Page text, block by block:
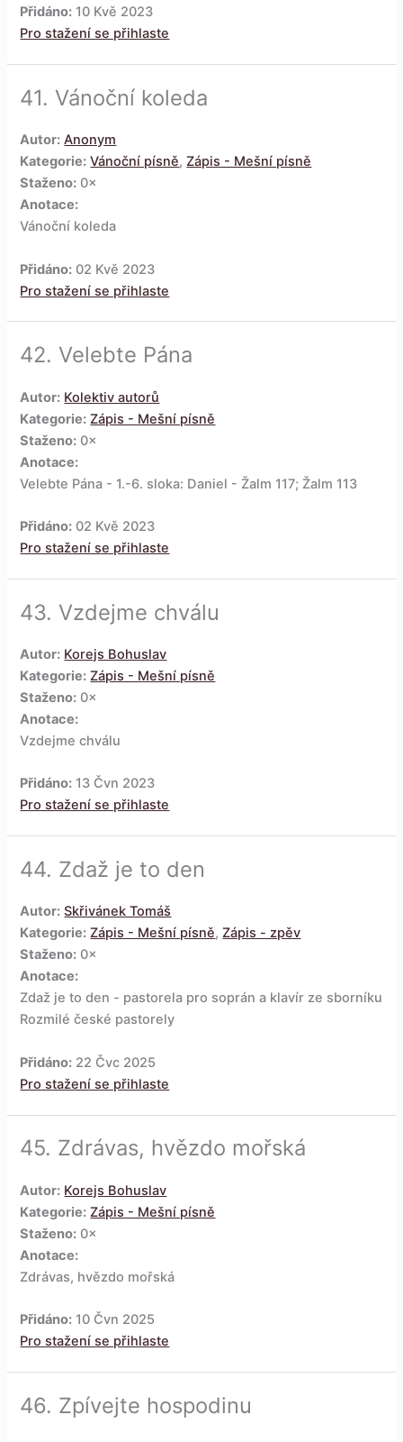
Přidáno: 10 Kvě 2023
Pro stažení se přihlaste
41. Vánoční koleda
Autor: Anonym
Kategorie: Vánoční písně,Zápis - Mešní písně
Staženo: 0×
Anotace:
Vánoční koleda
Přidáno: 02 Kvě 2023
Pro stažení se přihlaste
42. Velebte Pána
Autor: Kolektiv autorů
Kategorie: Zápis - Mešní písně
Staženo: 0×
Anotace:
Velebte Pána - 1.-6. sloka: Daniel - Žalm 117; Žalm 113
Přidáno: 02 Kvě 2023
Pro stažení se přihlaste
43. Vzdejme chválu
Autor: Korejs Bohuslav
Kategorie: Zápis - Mešní písně
Staženo: 0×
Anotace:
Vzdejme chválu
Přidáno: 13 Čvn 2023
Pro stažení se přihlaste
44. Zdaž je to den
Autor: Skřivánek Tomáš
Kategorie: Zápis - Mešní písně,Zápis - zpěv
Staženo: 0×
Anotace:
Zdaž je to den - pastorela pro soprán a klavír ze sborníku
Rozmilé české pastorely
Přidáno: 22 Čvc 2025
Pro stažení se přihlaste
45. Zdrávas, hvězdo mořská
Autor: Korejs Bohuslav
Kategorie: Zápis - Mešní písně
Staženo: 0×
Anotace:
Zdrávas, hvězdo mořská
Přidáno: 10 Čvn 2025
Pro stažení se přihlaste
46. Zpívejte hospodinu